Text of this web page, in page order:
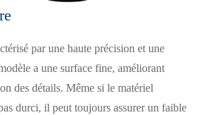
par une haute précision et une
a une surface fine, améliorant
des détails. Même si le matériel
durci, il peut toujours assurer un faible